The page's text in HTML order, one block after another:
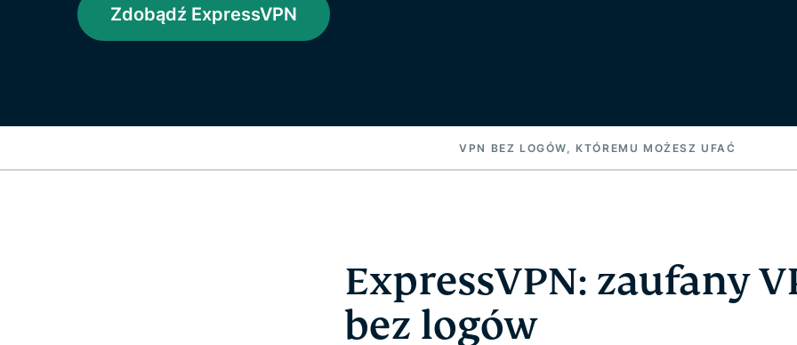
Zdobądź ExpressVPN
VPN BEZ LOGÓW, KTÓREMU MOŻESZ UFAĆ
ExpressVPN: zaufany
bez logów